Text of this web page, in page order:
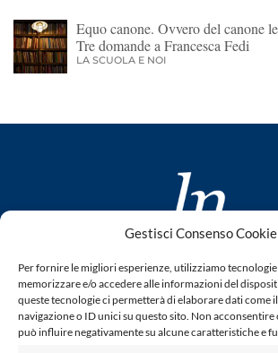
Gestisci Consenso Cookie
Per fornire le migliori esperienze, utilizziamo
memorizzare e/o accedere alle informazioni del
queste tecnologie ci permetterà di elaborare dati come
navigazione o ID unici su questo sito. Non
può influire negativamente su alcune caratteristiche e
Equo canone. Ovvero del canone
Tre domande a Francesca Fedi
LA SCUOLA E NOI
fondato da Romano
Questo blog non rappresenta una testata
quanto viene aggiornato senza alcuna